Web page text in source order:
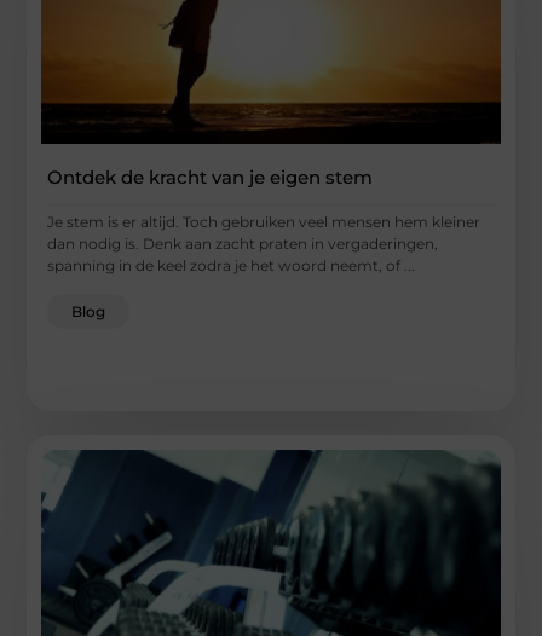
Ontdek de kracht van je eigen stem
Je stem is er altijd. Toch gebruiken veel mensen hem kleiner
dan nodig is. Denk aan zacht praten in vergaderingen,
spanning in de keel zodra je het woord neemt, of ...
Blog